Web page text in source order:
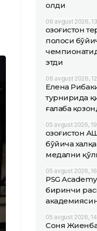
олди
06 avgust 2026,
Қозоғистон
полоси
этди
06 avgust 2026,
Елена
турнирида
ғалаба
05 avgust 2026,
Қозоғистон
бўйича
медални
05 avgust 2026,
PSG
биринчи
05 avgust 2026,
Соня